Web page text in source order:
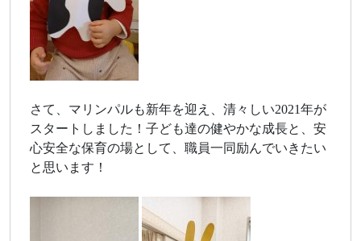
さて、マリンパルも新年を迎え、清々しい2021年が
スタートしました！子ども達の健やかな成長と、安
心安全な保育の場として、職員一同励んでいきたい
と思います！